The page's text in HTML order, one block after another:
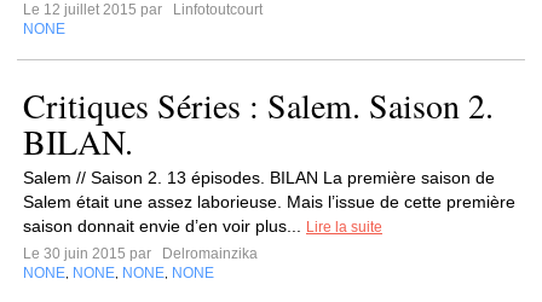
Le 12 juillet 2015 par
Linfotoutcourt
NONE
Critiques Séries : Salem. Saison 2.
BILAN.
Salem // Saison 2. 13 épisodes. BILAN La première saison de
Salem était une assez laborieuse. Mais l’issue de cette première
saison donnait envie d’en voir plus...
Lire la suite
Le 30 juin 2015 par
Delromainzika
NONE NONE NONE NONE